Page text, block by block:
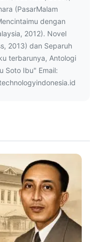
(PasarMalam
dengan
2012). Novel
2013) dan Separuh
terbarunya, Antologi
Soto Ibu" Email: